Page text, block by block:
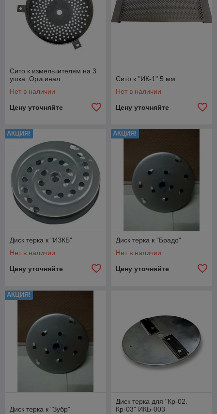
Сито к измельчителям на 3
ушка. Оригинал.
Нет в наличии
Цену уточняйте
Сито к "ИК-1" 5 мм
Нет в наличии
Цену уточняйте
АКЦИЯ!
Диск терка к "ИЗКБ"
Нет в наличии
Цену уточняйте
АКЦИЯ!
Диск терка к "Брадо"
Нет в наличии
Цену уточняйте
АКЦИЯ!
Диск терка к "Зубр"
Диск терка для "Кр-02.
Кр-03" ИКБ-003